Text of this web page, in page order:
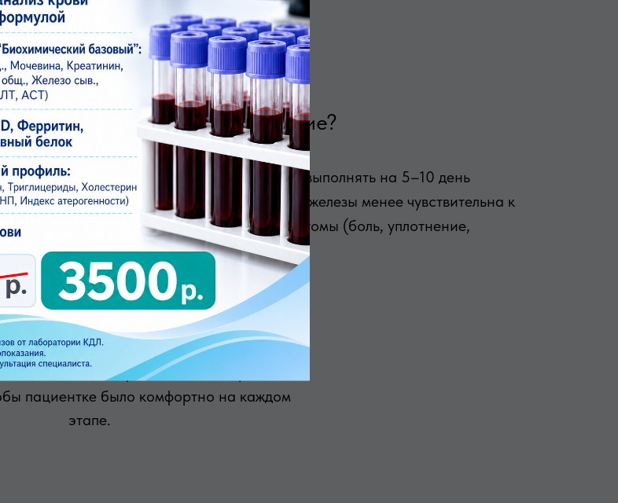
не
лучше проходить исследование?
результата. Обычно УЗИ рекомендуют выполнять на 5–10 день
наиболее стабилен, а ткань молочной железы менее чувствительна к
в любой день. Если есть выраженные симптомы (боль, уплотнение,
от дня цикла.
пройти диагностику в «А+»?
услуги важны не только точность, но и
центре «А+» мы выстроили
пациентке было комфортно на каждом
этапе.